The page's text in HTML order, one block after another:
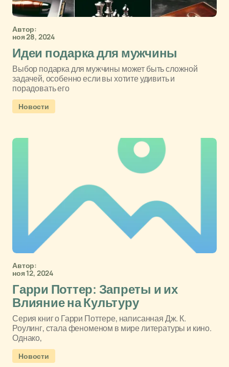
Автор:
ноя 28, 2024
Идеи подарка для мужчины
Выбор подарка для мужчины может быть сложной
задачей, особенно если вы хотите удивить и
порадовать его
Новости
Автор:
ноя 12, 2024
Гарри Поттер: Запреты и их
Влияние на Культуру
Серия книг о Гарри Поттере, написанная Дж. К.
Роулинг, стала феноменом в мире литературы и кино.
Однако,
Новости